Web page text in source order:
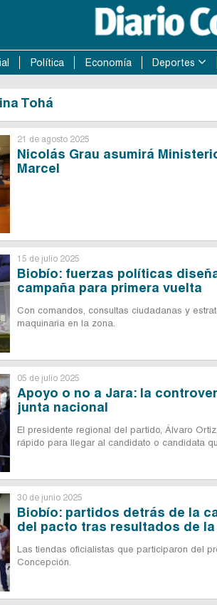
Política Economía Deportes
Tohá
21 de agosto 2025
Nicolás Grau asumirá
Marcel
15 de julio 2025
Biobío: fuerzas políticas
campaña para primera vuelta
Con comandos, consultas ciudadanas y
maquinaria en la zona.
05 de julio 2025
Apoyo o no a Jara: la
junta nacional
El presidente regional del partido, Álvaro
rápido para llegar al candidato o candidata
30 de junio 2025
Biobío: partidos detrás de la
del pacto tras resultados de la
Las tiendas oficialistas que participaron del
Concepción.